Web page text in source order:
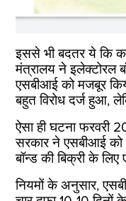
इससे भी बदतर ये कि
मंत्रालय ने इलेक्टोरल
एसबीआई को मजबूर
बहुत विरोध दर्ज हुआ,
ऐसा ही घटना फरवरी
सरकार ने एसबीआई को
बॉन्ड की बिक्री के
नियमों के अनुसार,